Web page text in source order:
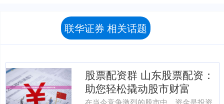
联华证券 相关话题
股票配资群 山东股票配资：
助您轻松撬动股市财富
在当今竞争激烈的股市中，资金是投资